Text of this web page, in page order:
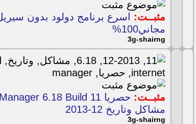
مثبــت:
اسرع برنامج دولود بدون
مجاني100%
3g-shairng
مثبــت:
مشاكل وتاريخ 12-2013
3g-shairng